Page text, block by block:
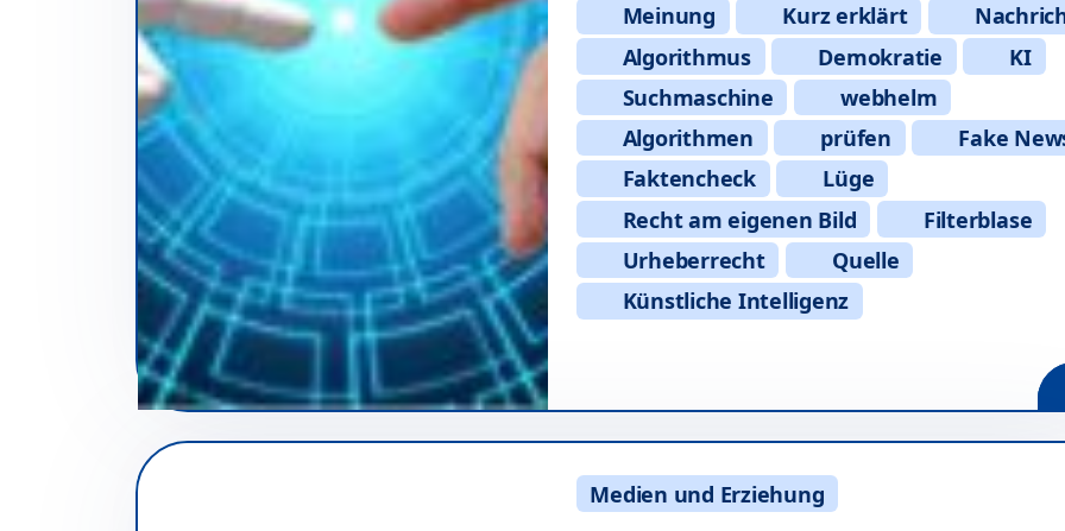
Meinung
Kurz erklärt
Algorithmus
Demokratie
KI
Suchmaschine
webhelm
Algorithmen
prüfen
Fake
Faktencheck
Lüge
Recht am eigenen Bild
Filterblase
Urheberrecht
Quelle
Künstliche Intelligenz
Medien und Erziehung